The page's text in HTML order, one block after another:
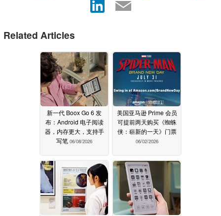
Related Articles
新一代 Boox Go 6 发
布：Android 电子阅读
器，内存更大，支持手
写笔 06/08/2026
美国亚马逊 Prime 会员
可提前两天购买《蜘蛛
侠：崭新的一天》门票
06/02/2026